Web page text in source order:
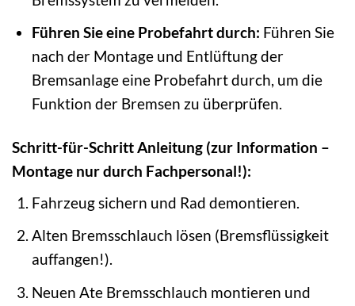
Führen Sie eine Probefahrt durch: Führen Sie
nach der Montage und Entlüftung der
Bremsanlage eine Probefahrt durch, um die
Funktion der Bremsen zu überprüfen.
Schritt-für-Schritt Anleitung (zur Information –
Montage nur durch Fachpersonal!):
Fahrzeug sichern und Rad demontieren.
Alten Bremsschlauch lösen (Bremsflüssigkeit
auffangen!).
Neuen Ate Bremsschlauch montieren und